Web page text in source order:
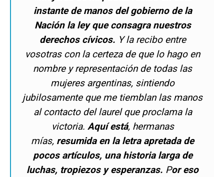
instante de manos del gobierno de la
Nación la ley que consagra nuestros
derechos cívicos. Y la recibo entre
vosotras con la certeza de que lo hago en
nombre y representación de todas las
mujeres argentinas, sintiendo
jubilosamente que me tiemblan las manos
al contacto del laurel que proclama la
victoria. Aquí está, hermanas
mías, resumida en la letra apretada de
pocos artículos, una historia larga de
luchas, tropiezos y esperanzas. Por eso